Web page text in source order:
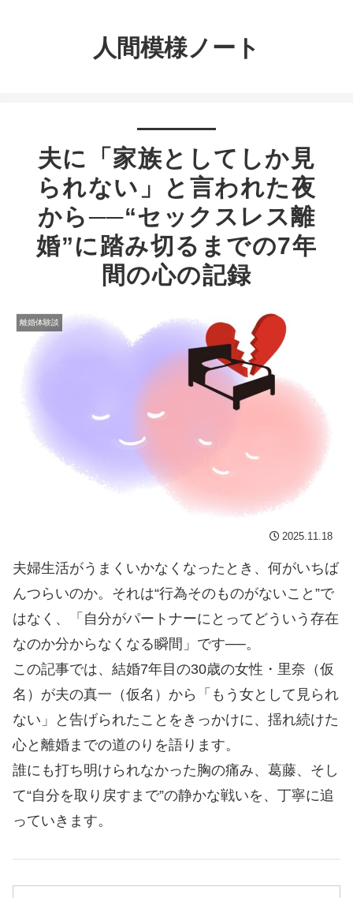
人間模様ノート
夫に「家族としてしか見
られない」と言われた夜
から──“セックスレス離
婚”に踏み切るまでの7年
間の心の記録
離婚体験談
2025.11.18
夫婦生活がうまくいかなくなったとき、何がいちば
んつらいのか。それは“行為そのものがないこと”で
はなく、「自分がパートナーにとってどういう存在
なのか分からなくなる瞬間」です──。
この記事では、結婚7年目の30歳の女性・里奈（仮
名）が夫の真一（仮名）から「もう女として見られ
ない」と告げられたことをきっかけに、揺れ続けた
心と離婚までの道のりを語ります。
誰にも打ち明けられなかった胸の痛み、葛藤、そし
て“自分を取り戻すまで”の静かな戦いを、丁寧に追
っていきます。